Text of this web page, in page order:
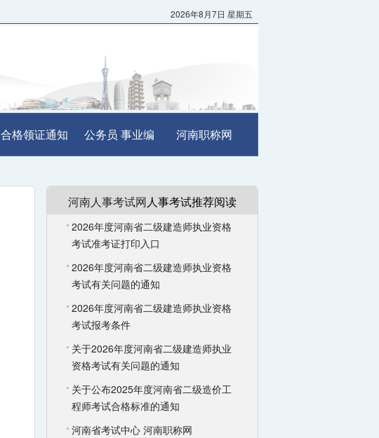
2026年8月7日 星期五
合格领证通知 公务员 事业编 河南职称网
河南人事考试网人事考试推荐阅读
2026年度河南省二级建造师执业资格
考试准考证打印入口
2026年度河南省二级建造师执业资格
考试有关问题的通知
2026年度河南省二级建造师执业资格
考试报考条件
关于2026年度河南省二级建造师执业
资格考试有关问题的通知
关于公布2025年度河南省二级造价工
程师考试合格标准的通知
河南省考试中心 河南职称网